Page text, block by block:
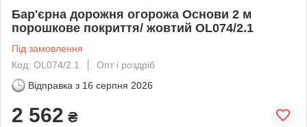
Бар'єрна дорожня огорожа Основи 2 м
порошкове покриття/ жовтий OL074/2.1
Під замовлення
Код: OL074/2.1
Опт і роздріб
Відправка з 16 серпня 2026
2 562 ₴